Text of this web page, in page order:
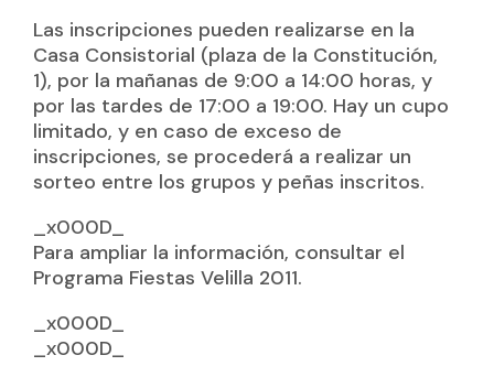
Las inscripciones pueden realizarse en la
Casa Consistorial (plaza de la Constitución,
1), por la mañanas de 9:00 a 14:00 horas, y
por las tardes de 17:00 a 19:00. Hay un cupo
limitado, y en caso de exceso de
inscripciones, se procederá a realizar un
sorteo entre los grupos y peñas inscritos.
_x000D_
Para ampliar la información, consultar el
Programa Fiestas Velilla 2011.
_x000D_
_x000D_